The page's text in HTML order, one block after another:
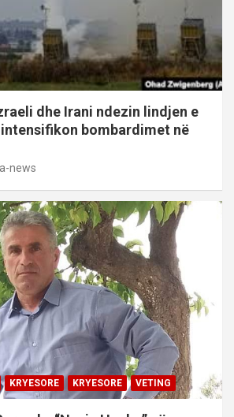
dhe Irani ndezin lindjen e
intensifikon bombardimet në
news
KRYESORE KRYESORE VETING